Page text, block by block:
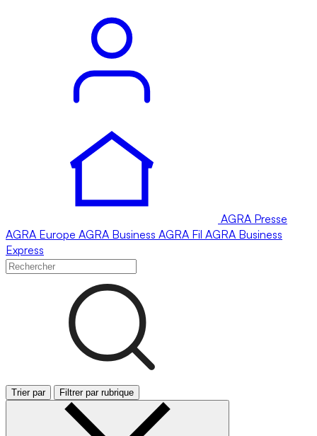
AGRA Presse
AGRA Europe AGRA Business AGRA Fil AGRA Business
Express
Trier par Filtrer par rubrique